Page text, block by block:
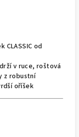
CLASSIC od
v ruce, roštová
z robustní
oříšek